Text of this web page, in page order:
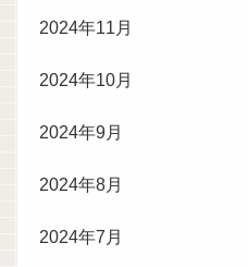
2024年11月
2024年10月
2024年9月
2024年8月
2024年7月